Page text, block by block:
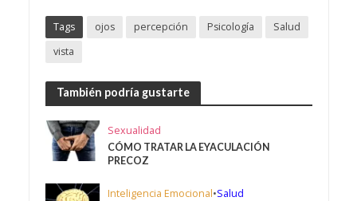
Tags ojos percepción Psicología
Salud
vista
También podría gustarte
Sexualidad
CÓMO TRATAR LA EYACULACIÓN
PRECOZ
Inteligencia Emocional•Salud